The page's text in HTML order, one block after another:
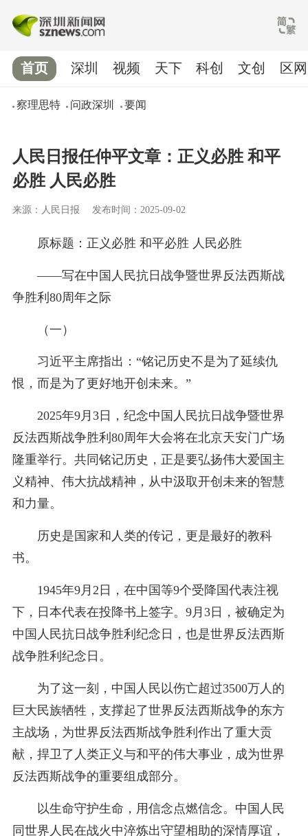
首页
察理思特 问政深圳 要闻
深圳 视频 天下 科创 文创 区网
人民日报任仲平文章：正义必胜 和平
必胜 人民必胜
来源：人民日报 发布时间：2025-09-02
原标题：正义必胜 和平必胜 人民必胜
——写在中国人民抗日战争暨世界反法西斯战
争胜利80周年之际
（一）
习近平主席指出：“铭记历史不是为了延续仇
恨，而是为了更好地开创未来。”
2025年9月3日，纪念中国人民抗日战争暨世界
反法西斯战争胜利80周年大会将在北京天安门广场
隆重举行。共同铭记历史，正是要弘扬伟大爱国主
义精神、伟大抗战精神，从中汲取开创未来的智慧
和力量。
历史是国家和人类的传记，更是最好的教科
书。
1945年9月2日，在中国等9个受降国代表注视
下，日本代表在投降书上签字。9月3日，被确定为
中国人民抗日战争胜利纪念日，也是世界反法西斯
战争胜利纪念日。
为了这一刻，中国人民以伤亡超过3500万人的
巨大民族牺牲，支撑起了世界反法西斯战争的东方
主战场，为世界反法西斯战争胜利作出了重大贡
献，捍卫了人类正义与和平的伟大事业，成为世界
反法西斯战争的重要组成部分。
以生命守护生命，用信念点燃信念。中国人民
同世界人民在战火中淬炼出守望相助的深情厚谊，